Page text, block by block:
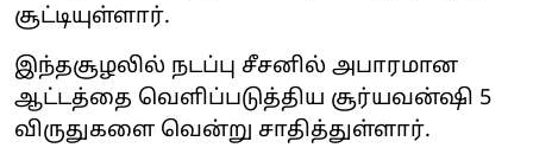
சூட்டியுள்ளார்.
இந்தசூழலில் நடப்பு சீசனில் அபாரமான
ஆட்டத்தை வெளிப்படுத்திய சூர்யவன்ஷி 5
விருதுகளை வென்று சாதித்துள்ளார்.